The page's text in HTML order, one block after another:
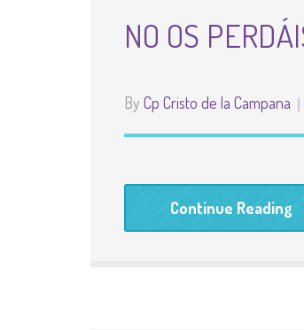
NO OS
By Cp Cristo de la Campana
Continue Reading